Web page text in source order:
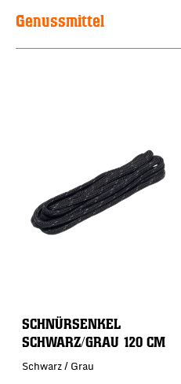
Genussmittel
SCHNÜRSENKEL
SCHWARZ/GRAU 120 CM
Schwarz / Grau